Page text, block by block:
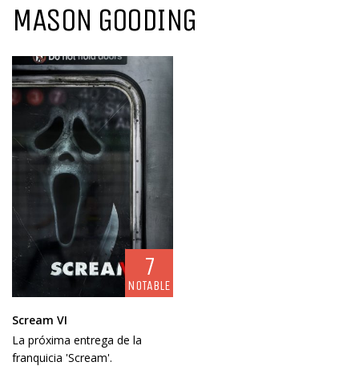
MASON GOODING
7
NOTABLE
Scream VI
La próxima entrega de la
franquicia 'Scream'.